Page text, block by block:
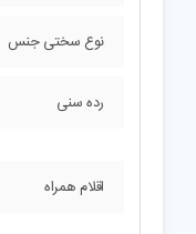
نوع سختی جنس
رده سنی
اقلام همراه